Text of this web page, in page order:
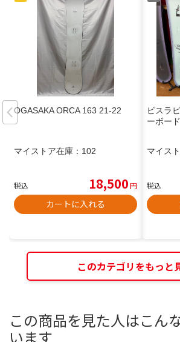
OGASAKA ORCA 163 21-22
マイストア在庫： 102
税込 18,500円
カートに入れる
ビスラ
ーボー
マイス
税込
このカテゴリをもっと
この商品を見た人はこん
います